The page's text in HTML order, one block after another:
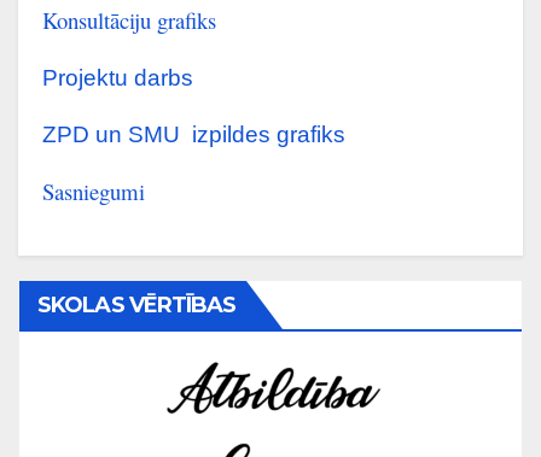
Konsultāciju grafiks
Projektu darbs
ZPD un SMU izpildes grafiks
Sasniegumi
SKOLAS VĒRTĪBAS